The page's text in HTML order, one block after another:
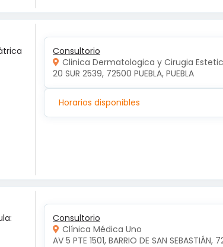
Consultorio
Clinica Dermatologica y Cirugia
20 SUR 2539, 72500 PUEBLA, PUEBLA
Horarios disponibles
Consultorio
Clínica Médica Uno
AV 5 PTE 1501, BARRIO DE SAN SEBASTIÁN,